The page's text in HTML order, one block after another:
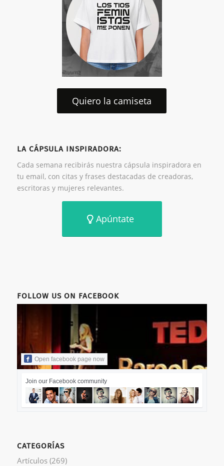
Quiero la camiseta
LA CÁPSULA INSPIRADORA:
Cada semana recibirás nuestra cápsula inspiradora en
tu email, con citas y frases destacadas de creadoras,
escritoras y mujeres relevantes.
Apúntate
FOLLOW US ON FACEBOOK
Open facebook page now
Join our Facebook community
CATEGORÍAS
Artículos(269)